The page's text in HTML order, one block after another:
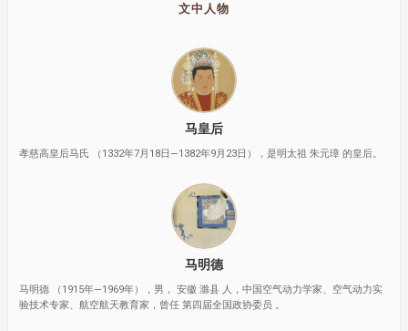
文中人物
马皇后
孝慈高皇后马氏 （1332年7月18日—1382年9月23日），是明太祖 朱元璋 的皇后。
马明德
马明德 （1915年—1969年），男， 安徽 滁县 人，中国空气动力学家、空气动力实
验技术专家、航空航天教育家，曾任 第四届全国政协委员 。